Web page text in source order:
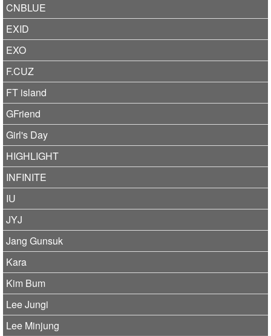
CNBLUE
EXID
EXO
F.CUZ
FT island
GFriend
Girl's Day
HIGHLIGHT
INFINITE
IU
JYJ
Jang Gunsuk
Kara
Kim Bum
Lee Jungi
Lee Minjung